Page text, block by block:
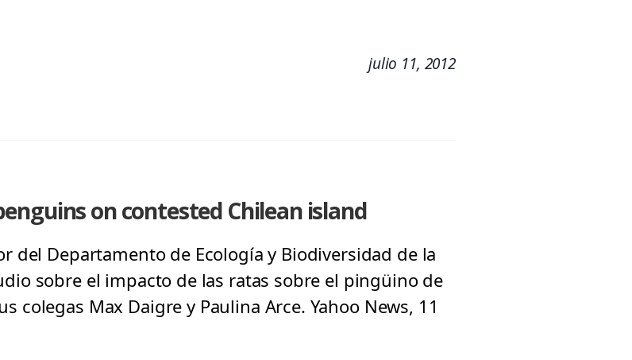
julio 11, 2012
on contested Chilean island
del Departamento de Ecología y Biodiversidad de la
sobre el impacto de las ratas sobre el pingüino de
colegas Max Daigre y Paulina Arce. Yahoo News, 11